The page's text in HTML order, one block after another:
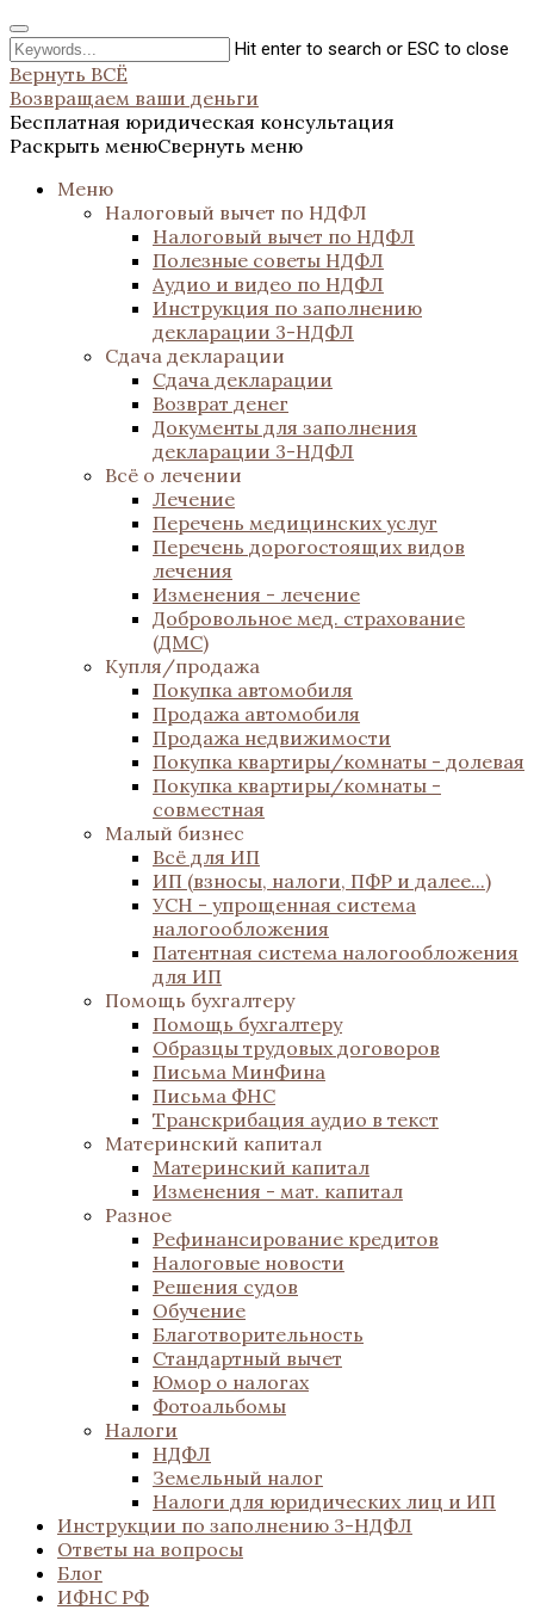
Hit enter to search or ESC to close
Вернуть ВСЁ
Возвращаем ваши деньги
Бесплатная юридическая консультация
Раскрыть менюСвернуть меню
Меню
Налоговый вычет по НДФЛ
Налоговый вычет по НДФЛ
Полезные советы НДФЛ
Аудио и видео по НДФЛ
Инструкция по заполнению
декларации 3-НДФЛ
Сдача декларации
Сдача декларации
Возврат денег
Документы для заполнения
декларации 3-НДФЛ
Всё о лечении
Лечение
Перечень медицинских услуг
Перечень дорогостоящих видов
лечения
Изменения - лечение
Добровольное мед. страхование
(ДМС)
Купля/продажа
Покупка автомобиля
Продажа автомобиля
Продажа недвижимости
Покупка квартиры/комнаты - долевая
Покупка квартиры/комнаты -
совместная
Малый бизнес
Всё для ИП
ИП (взносы, налоги, ПФР и далее...)
УСН - упрощенная система
налогообложения
Патентная система налогообложения
для ИП
Помощь бухгалтеру
Помощь бухгалтеру
Образцы трудовых договоров
Письма МинФина
Письма ФНС
Транскрибация аудио в текст
Материнский капитал
Материнский капитал
Изменения - мат. капитал
Разное
Рефинансирование кредитов
Налоговые новости
Решения судов
Обучение
Благотворительность
Стандартный вычет
Юмор о налогах
Фотоальбомы
Налоги
НДФЛ
Земельный налог
Налоги для юридических лиц и ИП
Инструкции по заполнению 3-НДФЛ
Ответы на вопросы
Блог
ИФНС РФ